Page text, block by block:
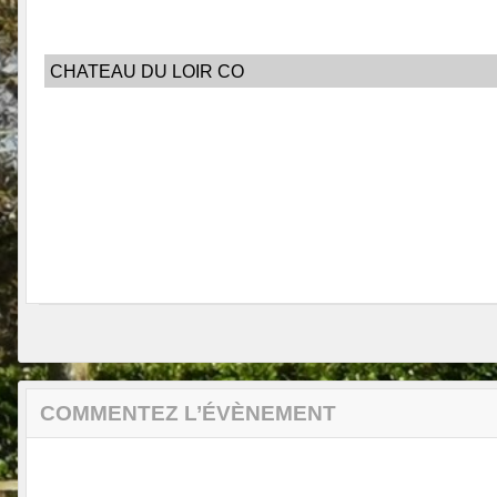
CHATEAU DU LOIR CO
COMMENTEZ L’ÉVÈNEMENT